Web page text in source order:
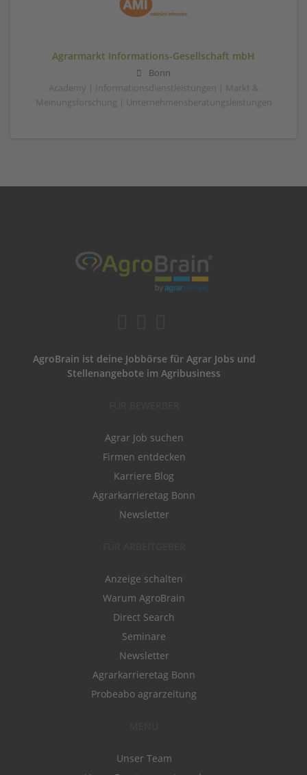
Agrarmarkt Informations-Gesellschaft mbH
Bonn
Academy | Informationsdienstleistungen | Markt &
Meinungsforschung | Unternehmensberatungsleistungen
AgroBrain ist deine Jobbörse für Agrar Jobs und
Stellenangebote im Agribusiness
Agrar Job suchen
Firmen entdecken
Karriere Blog
Agrarkarrieretag Bonn
Newsletter
Anzeige schalten
Warum AgroBrain
Direct Search
Seminare
Newsletter
Agrarkarrieretag Bonn
Probeabo agrarzeitung
Unser Team